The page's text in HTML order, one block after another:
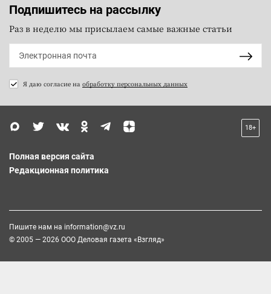
Подпишитесь на рассылку
Раз в неделю мы присылаем самые важные статьи
Я даю согласие на обработку персональных данных
18+
Полная версия сайта
Редакционная политика
Пишите нам на information@vz.ru
© 2005 — 2026 ООО Деловая газета «Взгляд»